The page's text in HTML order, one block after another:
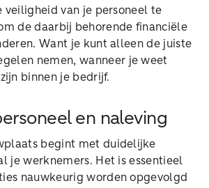
veiligheid van je personeel te
de daarbij behorende financiële
Want je kunt alleen de juiste
nemen, wanneer je weet
binnen je bedrijf.
en naleving
begint met duidelijke
je werknemers. Het is essentieel
nauwkeurig worden opgevolgd